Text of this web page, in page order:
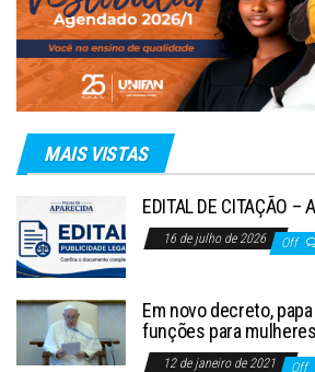
MAIS VISTAS
EDITAL DE CITAÇÃO –
16 de julho de 2026 Off
Em novo decreto,
funções para
12 de janeiro de 2021 Off